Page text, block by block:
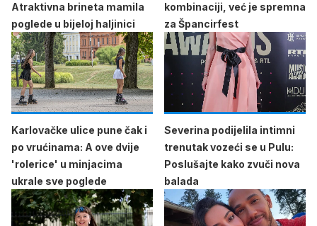
Atraktivna brineta mamila
poglede u bijeloj haljinici
kombinaciji, već je spremna
za Špancirfest
Karlovačke ulice pune čak i
po vrućinama: A ove dvije
'rolerice' u minjacima
ukrale sve poglede
Severina podijelila intimni
trenutak vozeći se u Pulu:
Poslušajte kako zvuči nova
balada